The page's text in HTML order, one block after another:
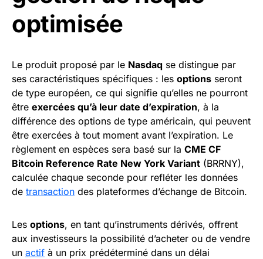
optimisée
Le produit proposé par le Nasdaq se distingue par
ses caractéristiques spécifiques : les options seront
de type européen, ce qui signifie qu’elles ne pourront
être exercées qu’à leur date d’expiration, à la
différence des options de type américain, qui peuvent
être exercées à tout moment avant l’expiration. Le
règlement en espèces sera basé sur la CME CF
Bitcoin Reference Rate New York Variant (BRRNY),
calculée chaque seconde pour refléter les données
de transaction des plateformes d’échange de Bitcoin.
Les options, en tant qu’instruments dérivés, offrent
aux investisseurs la possibilité d’acheter ou de vendre
un actif à un prix prédéterminé dans un délai